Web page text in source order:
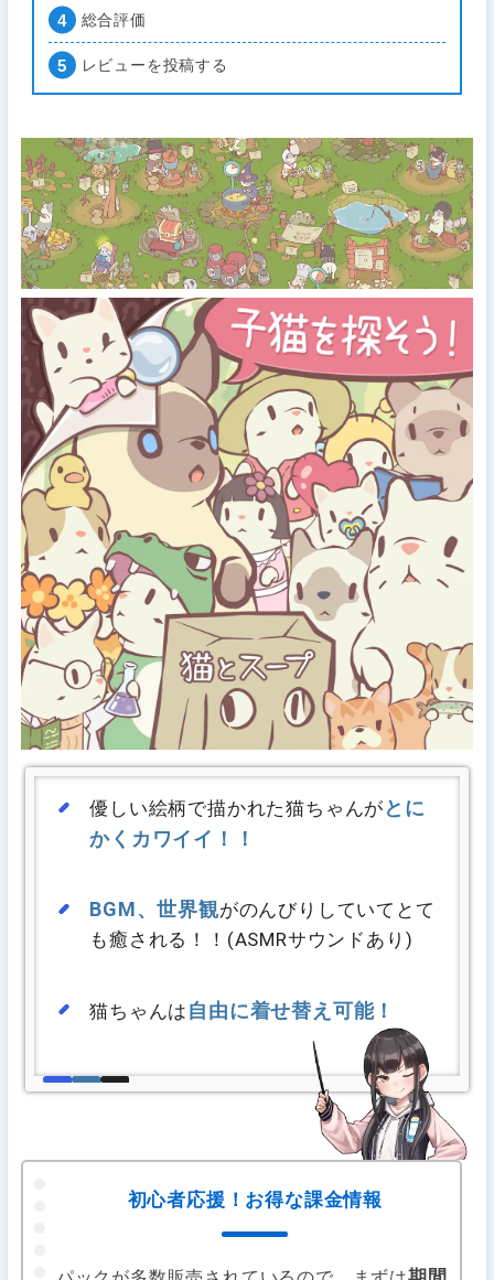
総合評価
レビューを投稿する
優しい絵柄で描かれた猫ちゃんが とに
かくカワイイ！！
BGM、世界観がのんびりしていてとて
も癒される！！(ASMRサウンドあり)
猫ちゃんは 自由に着せ替え可能！
初心者応援！お得な課金情報